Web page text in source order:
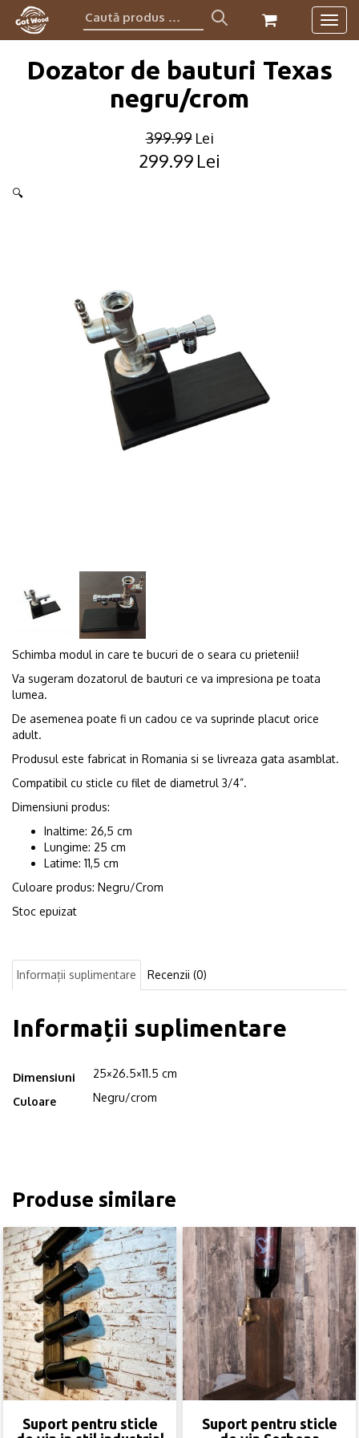
Caută
produs:
Dozator de bauturi Texas
negru/crom
399.99 Lei
Original
299.99 Lei
Current
🔍
Schimba modul in care te bucuri de o seara cu prietenii!
Va sugeram dozatorul de bauturi ce va impresiona pe toata
lumea.
De asemenea poate fi un cadou ce va suprinde placut orice
adult.
Produsul este fabricat in Romania si se livreaza gata asamblat.
Compatibil cu sticle cu filet de diametrul 3/4”.
Dimensiuni produs:
Inaltime: 26,5 cm
Lungime: 25 cm
Latime: 11,5 cm
Culoare produs: Negru/Crom
Stoc epuizat
Informații suplimentare Recenzii (0)
Informații suplimentare
Dimensiuni 25×26.5×11.5 cm
Culoare Negru/crom
Produse similare
Suport pentru sticle
Suport pentru sticle